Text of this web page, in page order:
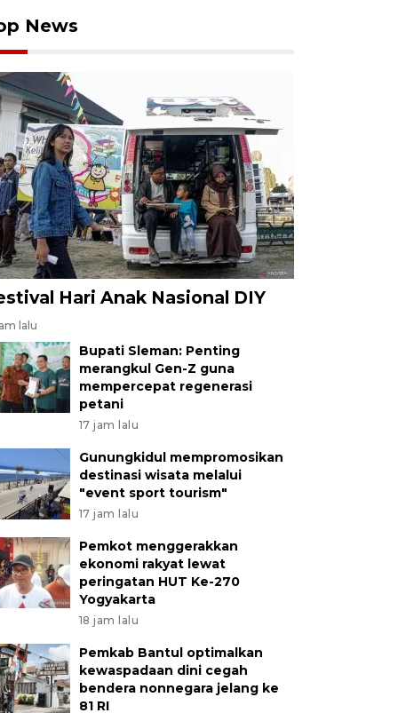
News
Hari Anak Nasional DIY
lalu
Bupati Sleman: Penting
merangkul Gen-Z guna
mempercepat regenerasi
petani
17 jam lalu
Gunungkidul mempromosikan
destinasi wisata melalui
"event sport tourism"
17 jam lalu
Pemkot menggerakkan
ekonomi rakyat lewat
peringatan HUT Ke-270
Yogyakarta
18 jam lalu
Pemkab Bantul optimalkan
kewaspadaan dini cegah
bendera nonnegara jelang ke
81 RI